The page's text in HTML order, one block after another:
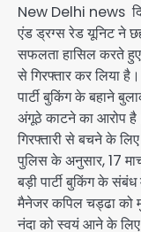
New Delhi news
एंड ड्रग्स रेड यूनिट ने
सफलता हासिल करते हुए
से गिरफ्तार कर लिया
पार्टी बुकिंग के बहाने
अंगूठे काटने का आरोप
गिरफ्तारी से बचने के
पुलिस के अनुसार, 17
बड़ी पार्टी बुकिंग के
मैनेजर कपिल चड्ढा को
नंदा को स्वयं आने के